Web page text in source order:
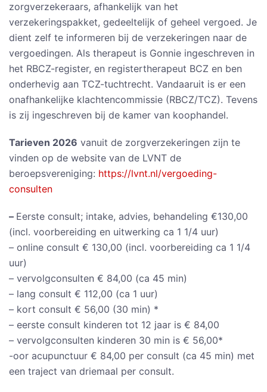
zorgverzekeraars, afhankelijk van het
verzekeringspakket, gedeeltelijk of geheel vergoed. Je
dient zelf te informeren bij de verzekeringen naar de
vergoedingen. Als therapeut is Gonnie ingeschreven in
het RBCZ-register, en registertherapeut BCZ en ben
onderhevig aan TCZ-tuchtrecht. Vandaaruit is er een
onafhankelijke klachtencommissie (RBCZ/TCZ). Tevens
is zij ingeschreven bij de kamer van koophandel.
Tarieven 2026 vanuit de zorgverzekeringen zijn te
vinden op de website van de LVNT de
beroepsvereniging: https://lvnt.nl/vergoeding-
consulten
– Eerste consult; intake, advies, behandeling €130,00
(incl. voorbereiding en uitwerking ca 1 1/4 uur)
– online consult € 130,00 (incl. voorbereiding ca 1 1/4
uur)
– vervolgconsulten € 84,00 (ca 45 min)
– lang consult € 112,00 (ca 1 uur)
– kort consult € 56,00 (30 min) *
– eerste consult kinderen tot 12 jaar is € 84,00
– vervolgconsulten kinderen 30 min is € 56,00*
-oor acupunctuur € 84,00 per consult (ca 45 min) met
een traject van driemaal per consult.